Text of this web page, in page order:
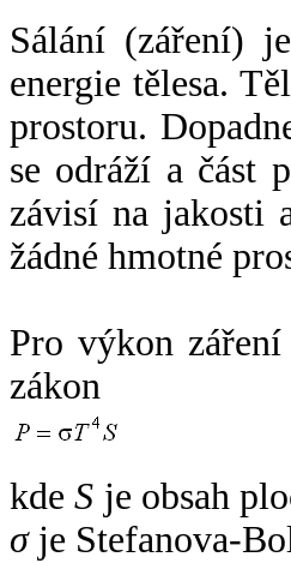
Sálání (záření)
energie tělesa.
prostoru.
se odráží a část
závisí na jakosti
žádné hmotné
Pro výkon
zákon
kdeS je obsah
σje Stefanova-